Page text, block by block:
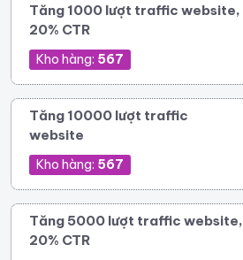
Tăng 1000 lượt traffic website,
20% CTR
Kho hàng: 567
Tăng 10000 lượt traffic
website
Kho hàng: 567
Tăng 5000 lượt traffic website,
20% CTR